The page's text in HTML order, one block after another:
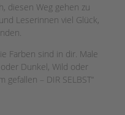
diesen Weg gehen zu
Leserinnen viel Glück,
Farben sind in dir. Male
Dunkel, Wild oder
– DIR SELBST“